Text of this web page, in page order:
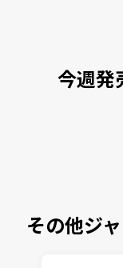
今週発
その他ジ